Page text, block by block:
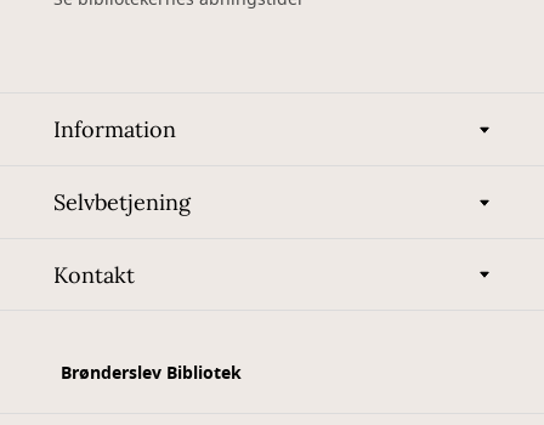
Information
Selvbetjening
Kontakt
Brønderslev Bibliotek